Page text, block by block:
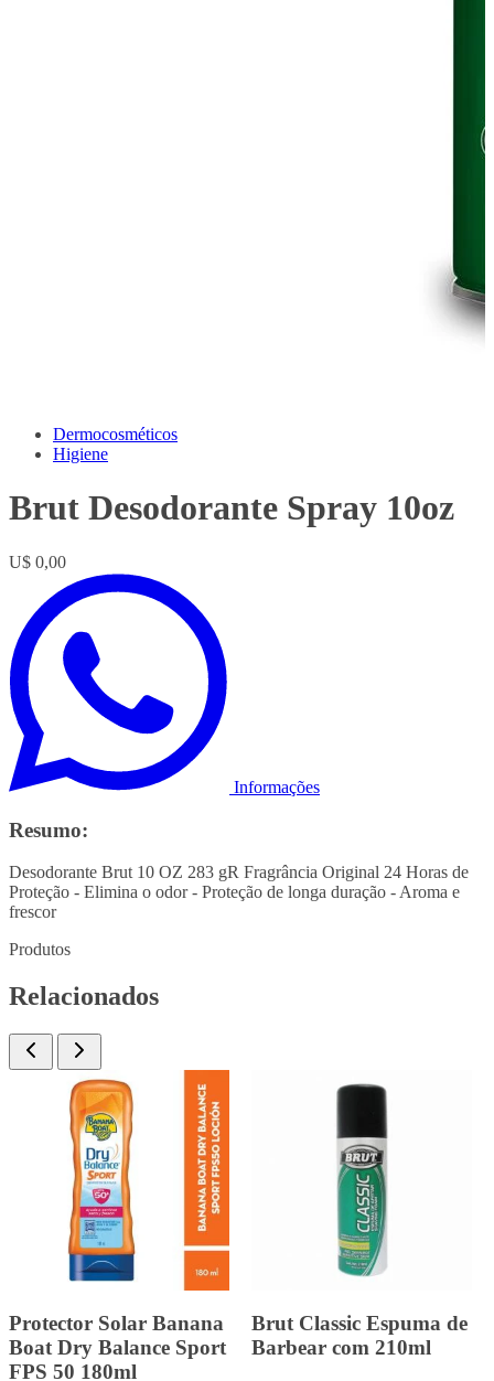
Dermocosméticos
Higiene
Brut Desodorante Spray 10oz
U$ 0,00
Informações
Resumo:
Desodorante Brut 10 OZ 283 gR Fragrância Original 24 Horas de
Proteção - Elimina o odor - Proteção de longa duração - Aroma e
frescor
Produtos
Relacionados
Parfums Des Chams
Cactus For men Eau De
Toleitte 35ml
Noxzema Sensitive com
11oz